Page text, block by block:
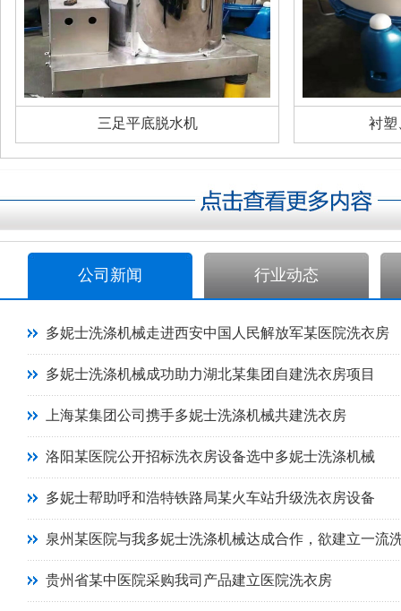
三足平底脱水机 衬塑
公司新闻 行业动态
多妮士洗涤机械走进西安中国人民解放军某医院洗衣房
多妮士洗涤机械成功助力湖北某集团自建洗衣房项目
上海某集团公司携手多妮士洗涤机械共建洗衣房
洛阳某医院公开招标洗衣房设备选中多妮士洗涤机械
多妮士帮助呼和浩特铁路局某火车站升级洗衣房设备
泉州某医院与我多妮士洗涤机械达成合作，欲建立一流
贵州省某中医院采购我司产品建立医院洗衣房